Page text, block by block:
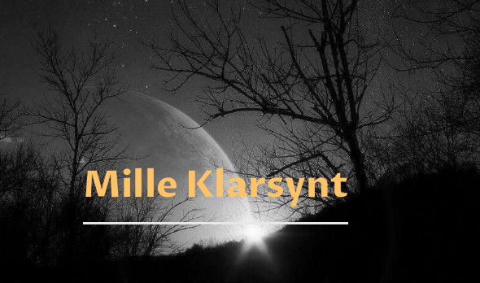
FORSIDE
ASTROLOGI
STJERNETEGN
TAROTKORT
KLARSYNTE
BLOGG
BETALING
Mille Klarsynt